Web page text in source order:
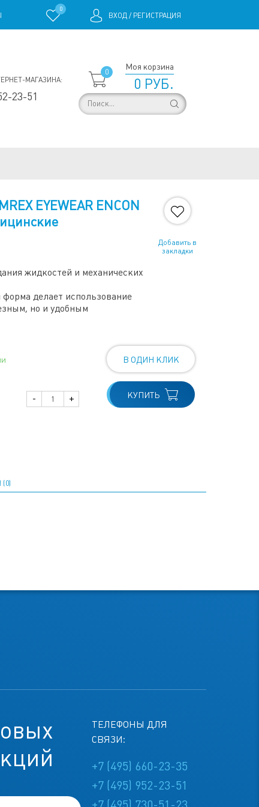
0
ВХОД / РЕГИСТРАЦИЯ
МАГАЗИНА:
23-51
0
Моя корзина
0 РУБ.
EYEWEAR ENCON
жидкостей и механических
делает использование
но и удобным
Добавить в
закладки
- +
В ОДИН КЛИК
КУПИТЬ
ТЕЛЕФОНЫ ДЛЯ
СВЯЗИ:
+7 (495) 660-23-35
+7 (495) 952-23-51